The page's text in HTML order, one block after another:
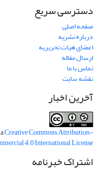
دسترسی سریع
صفحه اصلی
درباره نشریه
اعضای هیات تحریریه
ارسال مقاله
تماس با ما
نقشه سایت
آخرین اخبار
Creative Commons Attribution-
4.0 International License
اشتراک خبرنامه